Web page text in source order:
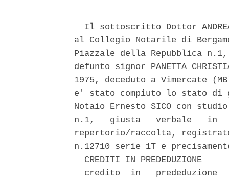
Il sottoscritto Dottor
al Collegio Notarile di
Piazzale della Repubblica
defunto signor PANETTA
1975, deceduto a Vimercate
e' stato compiuto lo stato di
Notaio Ernesto SICO con
n.1,   giusta   verbale   in
repertorio/raccolta, registrato
n.12710 serie 1T e
  CREDITI IN PREDEDUZIONE
credito  in   prededuzione